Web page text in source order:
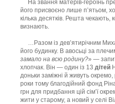
На звання матерів-героїнь
його присвоєно лише п’ятьом,
кілька десятків. Решта чекають,
визнають.
…Разом із дев’ятирічним
його будинку. В авосьці за
замало на всю родину?» —
хлопчак. Він — один із 13 дітей
доньки заміжні й живуть
роки тому благодійний фонд
грн для придбання цій сім’ї
жити у старому, а новий у селі